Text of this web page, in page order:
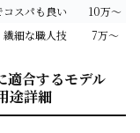
コスパも良い
10万〜
繊細な職人技 7万〜
適合するモデル
途詳細